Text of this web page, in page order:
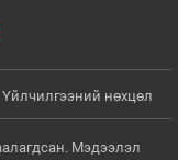
Үйлчилгээний нөхцөл
Мэдээлэл